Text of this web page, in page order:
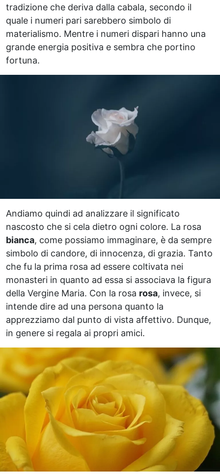
tradizione che deriva dalla cabala, secondo il
quale i numeri pari sarebbero simbolo di
materialismo. Mentre i numeri dispari hanno una
grande energia positiva e sembra che portino
fortuna.
Andiamo quindi ad analizzare il significato
nascosto che si cela dietro ogni colore. La rosa
bianca, come possiamo immaginare, è da sempre
simbolo di candore, di innocenza, di grazia. Tanto
che fu la prima rosa ad essere coltivata nei
monasteri in quanto ad essa si associava la figura
della Vergine Maria. Con la rosa rosa, invece, si
intende dire ad una persona quanto la
apprezziamo dal punto di vista affettivo. Dunque,
in genere si regala ai propri amici.